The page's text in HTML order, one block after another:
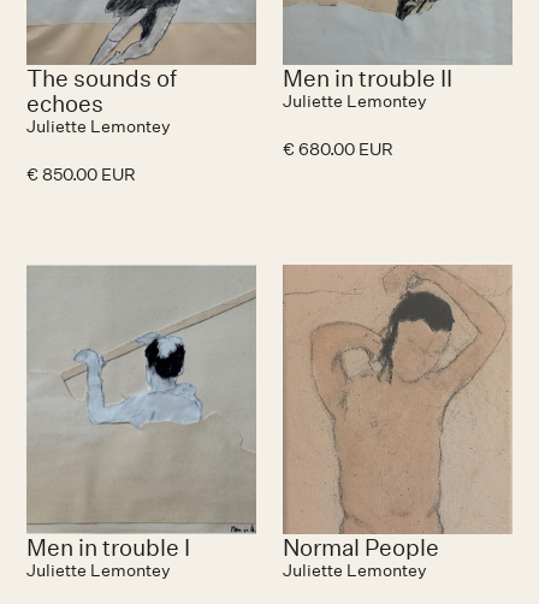
The sounds of
echoes
Juliette Lemontey
€ 850.00 EUR
Men in trouble II
Juliette Lemontey
€ 680.00 EUR
Men in trouble I
Juliette Lemontey
Normal People
Juliette Lemontey